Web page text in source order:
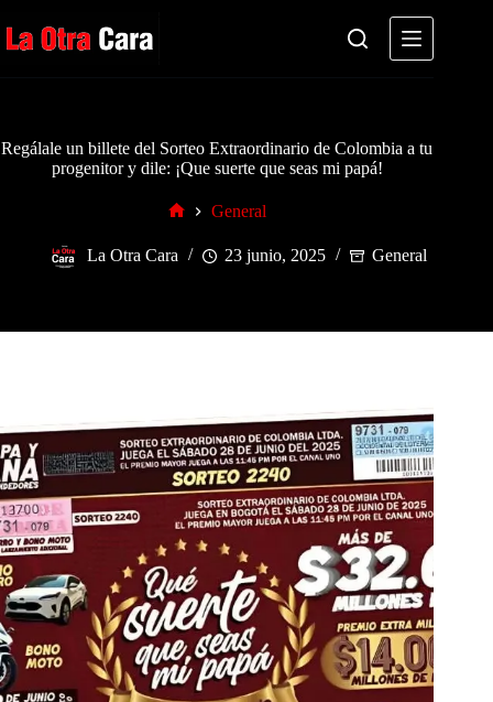
al
contenido
Regálale un billete del Sorteo Extraordinario de Colombia a tu
progenitor y dile: ¡Que suerte que seas mi papá!
General
La Otra Cara 23 junio, 2025 General